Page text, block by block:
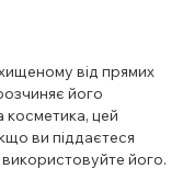
від прямих
його
косметика, цей
ви піддаєтеся
використовуйте його.